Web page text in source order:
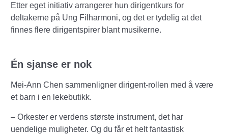
Etter eget initiativ arrangerer hun dirigentkurs for
deltakerne på Ung Filharmoni, og det er tydelig at det
finnes flere dirigentspirer blant musikerne.
Én sjanse er nok
Mei-Ann Chen sammenligner dirigent-rollen med å være
et barn i en lekebutikk.
– Orkester er verdens største instrument, det har
uendelige muligheter. Og du får et helt fantastisk